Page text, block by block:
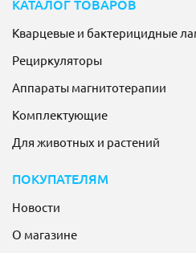
КАТАЛОГ ТОВАРОВ
Кварцевые и бактерицидные
Рециркуляторы
Аппараты магнитотерапии
Комплектующие
Для животных и растений
ПОКУПАТЕЛЯМ
Новости
О магазине